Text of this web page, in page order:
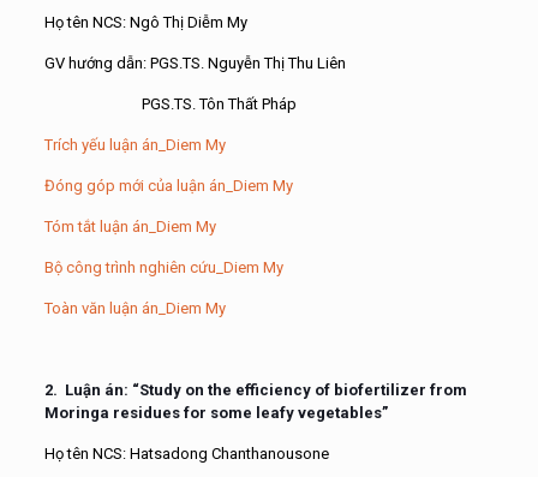
Họ tên NCS: Ngô Thị Diễm My
GV hướng dẫn: PGS.TS. Nguyễn Thị Thu Liên
PGS.TS. Tôn Thất Pháp
Trích yếu luận án_Diem My
Đóng góp mới của luận án_Diem My
Tóm tắt luận án_Diem My
Bộ công trình nghiên cứu_Diem My
Toàn văn luận án_Diem My
2. Luận án: “Study on the efficiency of biofertilizer from
Moringa residues for some leafy vegetables”
Họ tên NCS: Hatsadong Chanthanousone